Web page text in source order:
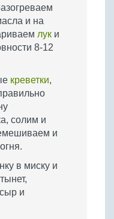
и на
лук и
8-12
креветки,
солим и
и
в миску и
и